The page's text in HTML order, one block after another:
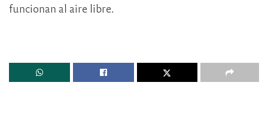
funcionan al aire libre.